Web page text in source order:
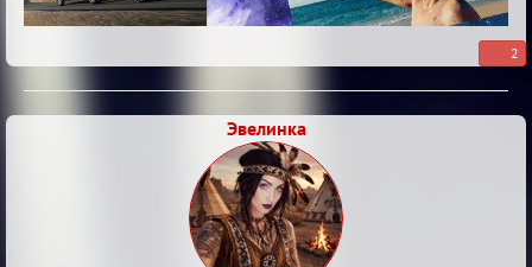
2
Эвелинка